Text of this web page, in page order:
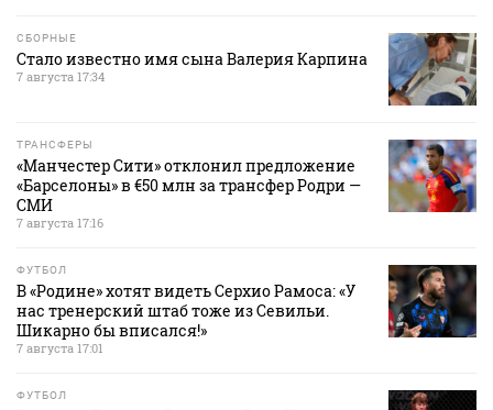
СБОРНЫЕ
Стало известно имя сына Валерия Карпина
7 августа 17:34
ТРАНСФЕРЫ
«Манчестер Сити» отклонил предложение
«Барселоны» в €50 млн за трансфер Родри —
СМИ
7 августа 17:16
ФУТБОЛ
В «Родине» хотят видеть Серхио Рамоса: «У
нас тренерский штаб тоже из Севильи.
Шикарно бы вписался!»
7 августа 17:01
ФУТБОЛ